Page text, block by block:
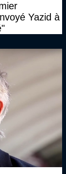
Yazid à